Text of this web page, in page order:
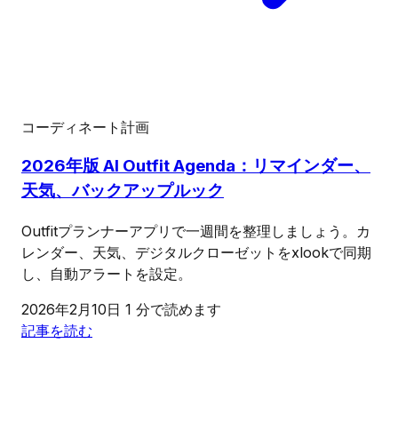
コーディネート計画
2026年版 AI Outfit Agenda：リマインダー、
天気、バックアップルック
Outfitプランナーアプリで一週間を整理しましょう。カ
レンダー、天気、デジタルクローゼットをxlookで同期
し、自動アラートを設定。
2026年2月10日 1 分で読めます
記事を読む